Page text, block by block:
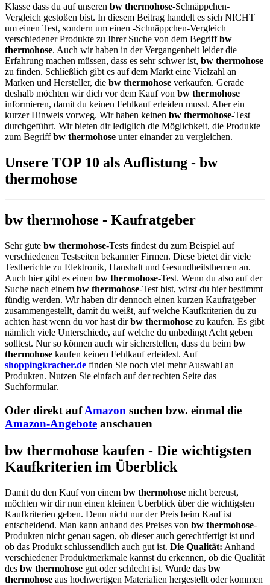
Klasse dass du auf unseren bw thermohose-Schnäppchen-
Vergleich gestoßen bist. In diesem Beitrag handelt es sich NICHT
um einen Test, sondern um einen -Schnäppchen-Vergleich
verschiedener Produkte zu Ihrer Suche von dem Begriffbw
thermohose. Auch wir haben in der Vergangenheit leider die
Erfahrung machen müssen, dass es sehr schwer ist, bw thermohose
zu finden. Schließlich gibt es auf dem Markt eine Vielzahl an
Marken und Hersteller, die bw thermohose verkaufen. Gerade
deshalb möchten wir dich vor dem Kauf von bw thermohose
informieren, damit du keinen Fehlkauf erleiden musst. Aber ein
kurzer Hinweis vorweg. Wir haben keinen bw thermohose-Test
durchgeführt. Wir bieten dir lediglich die Möglichkeit, die Produkte
zum Begriffbw thermohose unter einander zu vergleichen.
Unsere TOP 10 als Auflistung - bw
thermohose
bw thermohose - Kaufratgeber
Sehr gute bw thermohose-Tests findest du zum Beispiel auf
verschiedenen Testseiten bekannter Firmen. Diese bietet dir viele
Testberichte zu Elektronik, Haushalt und Gesundheitsthemen an.
Auch hier gibt es einen bw thermohose-Test. Wenn du also auf der
Suche nach einem bw thermohose-Test bist, wirst du hier bestimmt
fündig werden. Wir haben dir dennoch einen kurzen Kaufratgeber
zusammengestellt, damit du weißt, auf welche Kaufkriterien du zu
achten hast wenn du vor hast dirbw thermohose zu kaufen. Es gibt
nämlich viele Unterschiede, auf welche du unbedingt Acht geben
solltest. Nur so können auch wir sicherstellen, dass du beim bw
thermohose kaufen keinen Fehlkauf erleidest. Auf
shoppingkracher.de finden Sie noch viel mehr Auswahl an
Produkten. Nutzen Sie einfach auf der rechten Seite das
Suchformular.
Oder direkt aufAmazon suchen bzw. einmal die
Amazon-Angebote anschauen
bw thermohose kaufen - Die wichtigsten
Kaufkriterien im Überblick
Damit du den Kauf von einem bw thermohose nicht bereust,
möchten wir dir nun einen kleinen Überblick über die wichtigsten
Kaufkriterien geben. Denn nicht nur der Preis beim Kauf ist
entscheidend. Man kann anhand des Preises von bw thermohose-
Produkten nicht genau sagen, ob dieser auch gerechtfertigt ist und
ob das Produkt schlussendlich auch gut ist. Die Qualität: Anhand
verschiedener Produktmerkmale kannst du erkennen, ob die Qualität
des bw thermohose gut oder schlecht ist. Wurde das bw
thermohose aus hochwertigen Materialien hergestellt oder kommen